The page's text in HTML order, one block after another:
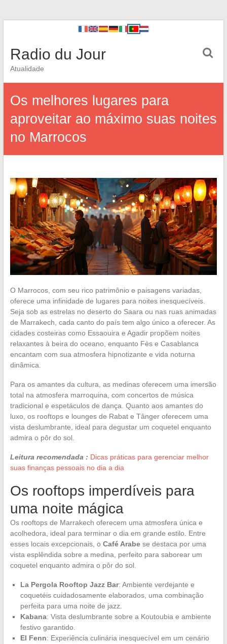
Radio du Jour
Atualidade
Os melhores lugares para
aproveitar ao máximo suas noites
no Marrocos
O Marrocos, com seu rico patrimônio e paisagens variadas,
oferece uma infinidade de lugares para noites inesquecíveis.
Seja sob as estrelas no deserto do Saara ou nas ruas animadas
de Marrakech, cada canto do país tem algo único a oferecer. As
cidades costeiras como Essaouira e Agadir propõem noites
relaxantes à beira do oceano, enquanto Fès e Casablanca
encantam com sua atmosfera hipnotizante e vida noturna
dinâmica.
Para os amantes da cultura, as medinas oferecem uma imersão
total na atmosfera marroquina, com concertos de música
tradicional e espetáculos de dança. Quanto aos amantes do
luxo, os rooftops e lounges de Rabat e Tânger oferecem uma
vista deslumbrante, ideal para degustar um coquetel enquanto
admira o pôr do sol.
Leitura recomendada : Dicas práticas para gerenciar melhor
suas finanças pessoais no dia a dia
Os rooftops imperdíveis para
uma noite mágica
Os rooftops de Marrakech oferecem uma atmosfera única e
acolhedora, ideal para terminar o dia em grande estilo. Entre
esses locais excepcionais, o Café Arabese destaca por uma
vista esplêndida sobre a medina, perfeito para saborear um
coquetel enquanto admira o pôr do sol.
La Pergola Rooftop Jazz Bar: Ambiente verdejante e
coquetéis cuidadosamente elaborados, uma combinação
perfeita para uma noite de jazz.
Kabana: Vista deslumbrante sobre a Koutoubia e ambiente
festivo garantido.
El Fenn: Experiência culinária inesquecível em um cenário